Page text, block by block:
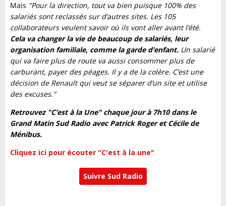
Mais "Pour la direction, tout va bien puisque 100% des
salariés sont reclassés sur d’autres sites. Les 105
collaborateurs veulent savoir où ils vont aller avant l’été.
Cela va changer la vie de beaucoup de salariés, leur
organisation familiale, comme la garde d’enfant. Un salarié
qui va faire plus de route va aussi consommer plus de
carburant, payer des péages. Il y a de la colère. C’est une
décision de Renault qui veut se séparer d’un site et utilise
des excuses."
Retrouvez "C’est à la Une" chaque jour à 7h10 dans le
Grand Matin Sud Radio avec Patrick Roger et Cécile de
Ménibus.
Cliquez ici pour écouter "C'est à la une"
Suivre Sud Radio